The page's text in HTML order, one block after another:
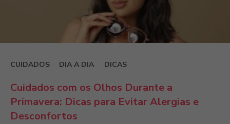
CUIDADOS DIA A DIA DICAS
Cuidados com os Olhos Durante a
Primavera: Dicas para Evitar Alergias e
Desconfortos